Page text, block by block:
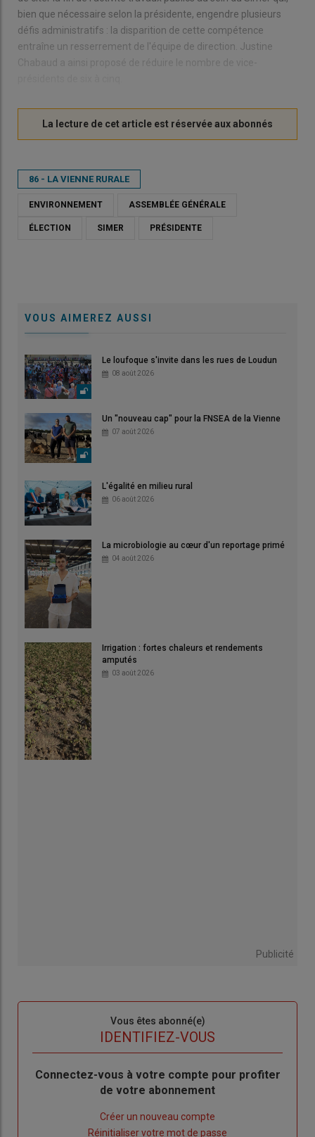
bien que nécessaire selon la présidente, engendre plusieurs
défis administratifs : la disparition de cette compétence
entraîne un resserrement de l'équipe de direction. Justine
86 - LA VIENNE RURALE
ENVIRONNEMENT ASSEMBLÉE GÉNÉRALE
ÉLECTION SIMER PRÉSIDENTE
VOUS AIMEREZ AUSSI
Le loufoque s'invite dans les rues de Loudun
08 août 2026
Un "nouveau cap" pour la FNSEA de la Vienne
07 août 2026
L'égalité en milieu rural
06 août 2026
La microbiologie au cœur d'un reportage primé
04 août 2026
Irrigation : fortes chaleurs et rendements
amputés
03 août 2026
Publicité
Vous êtes abonné(e)
IDENTIFIEZ-VOUS
Body
Connectez-vous à votre compte pour profiter
de votre abonnement
Créer un nouveau compte
Réinitialiser votre mot de passe